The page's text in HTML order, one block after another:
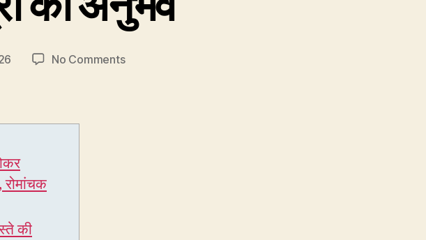
No Commentson
की